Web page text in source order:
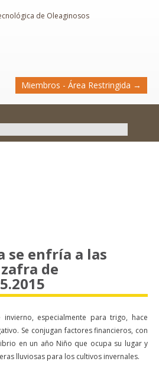
Miembros - Área Restringida →
se enfría a las
de
especialmente para trigo, hace
Se conjugan factores financieros, con
en un año Niño que ocupa su lugar y
lluviosas para los cultivos invernales.